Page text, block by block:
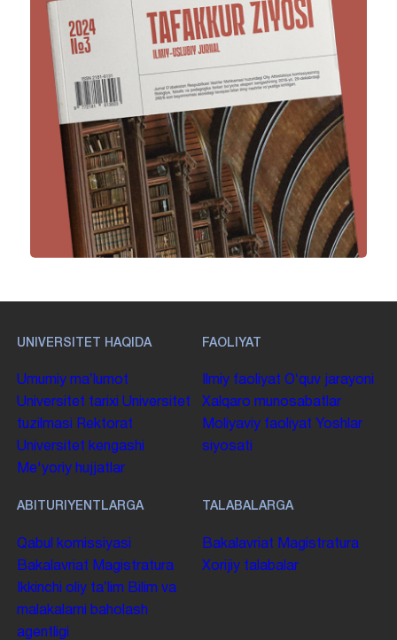
UNIVERSITET HAQIDA
Umumiy maʼlumot
Universitet tarixi Universitet
tuzilmasi
Rektorat
Universitet kengashi
Me'yoriy hujjatlar
FAOLIYAT
Ilmiy faoliyat Oʻquv jarayoni
Xalqaro munosabatlar
Moliyaviy faoliyat Yoshlar
siyosati
ABITURIYENTLARGA
Qabul komissiyasi
Bakalavriat Magistratura
Ikkinchi oliy taʼlim Bilim va
malakalarni baholash
agentligi
TALABALARGA
Bakalavriat Magistratura
Xorijiy talabalar